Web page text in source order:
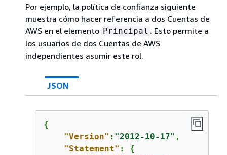
Por ejemplo, la política de confianza siguiente
muestra cómo hacer referencia a dos Cuentas de
AWS en el elemento Principal . Esto permite a
los usuarios de dos Cuentas de AWS
independientes asumir este rol.
JSON
{
"Version" : "2012-10-17" ,
"Statement" : {